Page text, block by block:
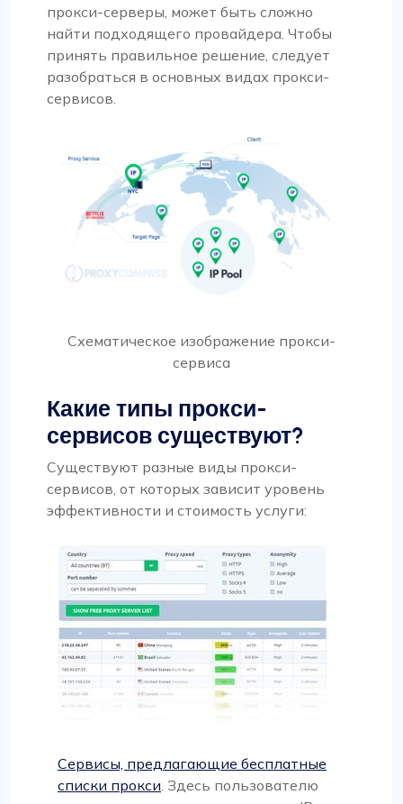
прокси-серверы, может быть сложно
найти подходящего провайдера. Чтобы
принять правильное решение, следует
разобраться в основных видах прокси-
сервисов.
Схематическое изображение прокси-
сервиса
Какие типы прокси-
сервисов существуют?
Существуют разные виды прокси-
сервисов, от которых зависит уровень
эффективности и стоимость услуги:
Сервисы, предлагающие бесплатные
списки прокси . Здесь пользователю